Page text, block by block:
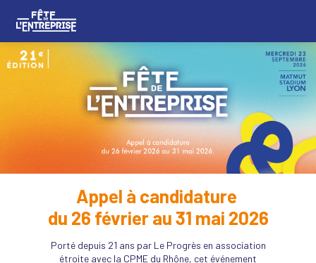
Appel à candidature
du 26 février au 31 mai 2026
Porté depuis 21 ans par Le Progrès en association
étroite avec la CPME du Rhône, cet événement